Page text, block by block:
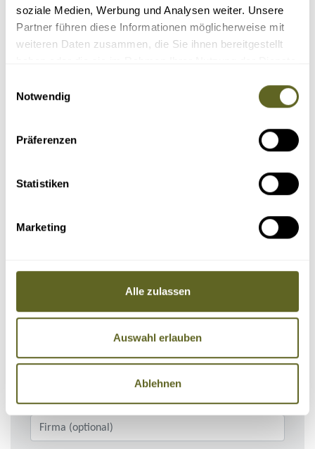
soziale Medien, Werbung und Analysen weiter. Unsere
Partner führen diese Informationen möglicherweise mit
weiteren Daten zusammen, die Sie ihnen bereitgestellt
Notwendig
Präferenzen
Statistiken
Marketing
Alle zulassen
Auswahl erlauben
Ablehnen